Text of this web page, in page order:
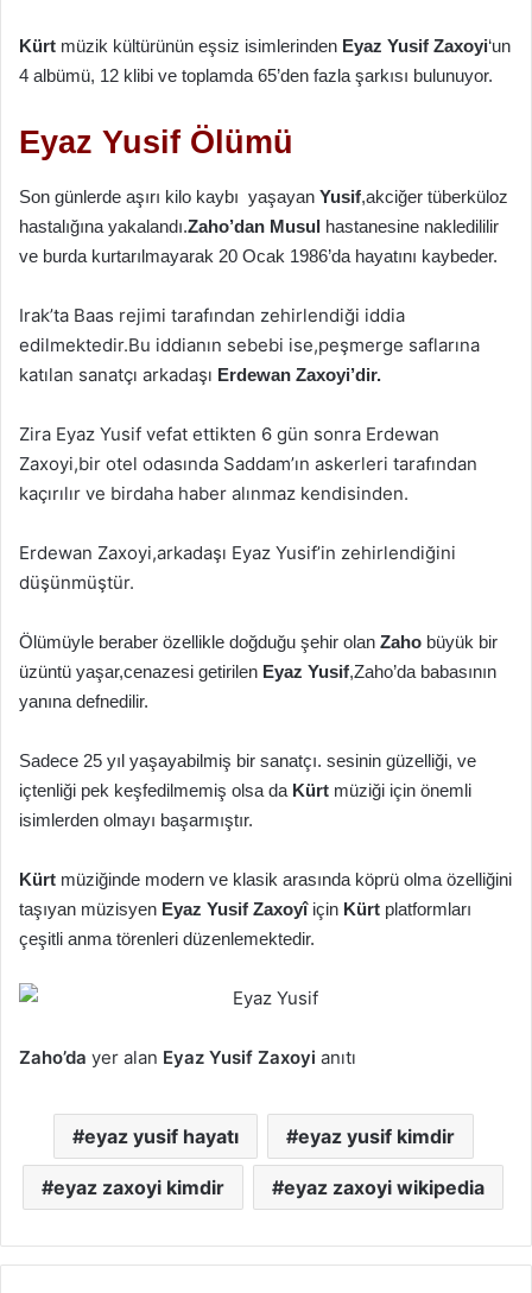
Kürt müzik kültürünün eşsiz isimlerinden Eyaz Yusif Zaxoyi‘un
4 albümü, 12 klibi ve toplamda 65’den fazla şarkısı bulunuyor.
Eyaz Yusif Ölümü
Son günlerde aşırı kilo kaybı yaşayan Yusif,akciğer tüberküloz
hastalığına yakalandı.Zaho’dan Musul hastanesine nakledililir
ve burda kurtarılmayarak 20 Ocak 1986’da hayatını kaybeder.
Irak’ta Baas rejimi tarafından zehirlendiği iddia
edilmektedir.Bu iddianın sebebi ise,peşmerge saflarına
katılan sanatçı arkadaşı Erdewan Zaxoyi’dir.
Zira Eyaz Yusif vefat ettikten 6 gün sonra Erdewan
Zaxoyi,bir otel odasında Saddam’ın askerleri tarafından
kaçırılır ve birdaha haber alınmaz kendisinden.
Erdewan Zaxoyi,arkadaşı Eyaz Yusif’in zehirlendiğini
düşünmüştür.
Ölümüyle beraber özellikle doğduğu şehir olan Zaho büyük bir
üzüntü yaşar,cenazesi getirilen Eyaz Yusif,Zaho’da babasının
yanına defnedilir.
Sadece 25 yıl yaşayabilmiş bir sanatçı. sesinin güzelliği, ve
içtenliği pek keşfedilmemiş olsa da Kürt müziği için önemli
isimlerden olmayı başarmıştır.
Kürt müziğinde modern ve klasik arasında köprü olma özelliğini
taşıyan müzisyen Eyaz Yusif Zaxoyîiçin Kürt platformları
çeşitli anma törenleri düzenlemektedir.
Zaho’da yer alan Eyaz Yusif Zaxoyi anıtı
eyaz yusif hayatı eyaz yusif kimdir
eyaz zaxoyi kimdir eyaz zaxoyi wikipedia